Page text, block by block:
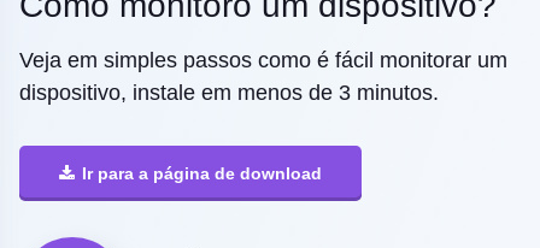
Veja em simples passos como é fácil monitorar um
dispositivo, instale em menos de 3 minutos.
Ir para a página de download